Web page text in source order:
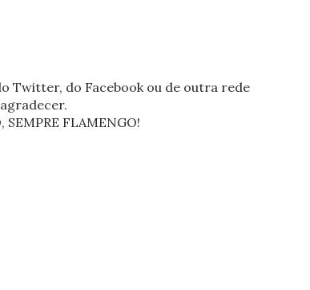
Twitter, do Facebook ou de outra rede
FLAMENGO!